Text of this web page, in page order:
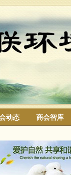
动态
商会智库